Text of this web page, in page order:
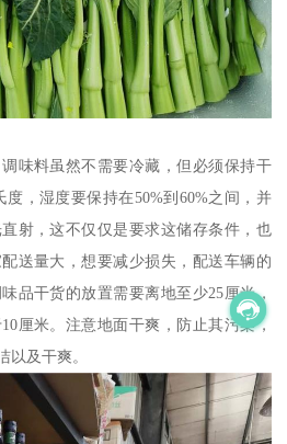
味料虽然不需要冷藏，但必须保持干
，湿度要保持在50%到60%之间，并
射，这不仅仅是要求这储存条件，也
送量大，想要减少损失，配送车辆的
品干货的放置需要离地至少25厘米，
厘米。注意地面干爽，防止其污染，
以及干爽。